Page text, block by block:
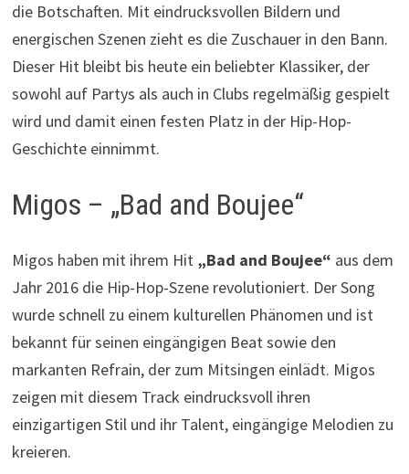
die Botschaften. Mit eindrucksvollen Bildern und
energischen Szenen zieht es die Zuschauer in den Bann.
Dieser Hit bleibt bis heute ein beliebter Klassiker, der
sowohl auf Partys als auch in Clubs regelmäßig gespielt
wird und damit einen festen Platz in der Hip-Hop-
Geschichte einnimmt.
Migos – „Bad and Boujee“
Migos haben mit ihrem Hit „Bad and Boujee“ aus dem
Jahr 2016 die Hip-Hop-Szene revolutioniert. Der Song
wurde schnell zu einem kulturellen Phänomen und ist
bekannt für seinen eingängigen Beat sowie den
markanten Refrain, der zum Mitsingen einlädt. Migos
zeigen mit diesem Track eindrucksvoll ihren
einzigartigen Stil und ihr Talent, eingängige Melodien zu
kreieren.